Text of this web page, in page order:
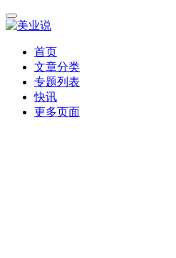
首页
文章分类
专题列表
快讯
更多页面